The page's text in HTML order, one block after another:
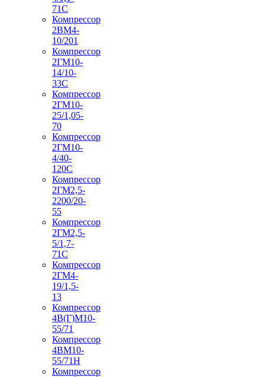
71С
Компрессор
2ВМ4-
10/201
Компрессор
2ГМ10-
14/10-
33С
Компрессор
2ГМ10-
25/1,05-
70
Компрессор
2ГМ10-
4/40-
120С
Компрессор
2ГМ2,5-
2200/20-
55
Компрессор
2ГМ2,5-
5/1,7-
71С
Компрессор
2ГМ4-
19/1,5-
13
Компрессор
4В(Г)М10-
55/71
Компрессор
4ВМ10-
55/71Н
Компрессор